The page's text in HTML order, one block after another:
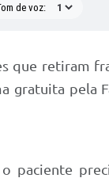
de voz:
que retiram
gratuita pela
paciente